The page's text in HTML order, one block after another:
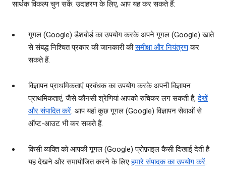
सार्थक विकल्‍प चुन सकें. उदाहरण के लिए, आप यह कर सकते हैं:
गूगल (Google) डैशबोर्ड का उपयोग करके अपने गूगल (Google) खाते
से संबद्ध निश्चित प्रकार की जानकारी कीसमीक्षा और नियंत्रणकर
सकते हैं.
विज्ञापन प्राथमिकताएं प्रबंधक का उपयोग करके अपनी विज्ञापन
प्राथमिकताएं, जैसे कौनसी श्रेणियां आपको रुचिकर लग सकती हैं,देखें
और संपादित करें. आप यहां कुछ गूगल (Google) विज्ञापन सेवाओं से
ऑप्‍ट-आउट भी कर सकते हैं.
किसी व्‍यक्ति को आपकी गूगल (Google) प्रोफ़ाइल कैसी दिखाई देती है
यह देखने और समायोजित करने के लिएहमारे संपादक का उपयोग करें.